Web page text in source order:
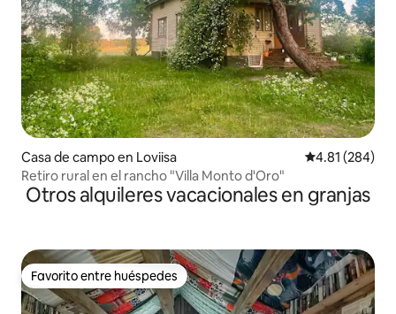
Casa de campo en Loviisa Calificación
4.81 (284)
Retiro rural en el rancho "Villa Monto d'Oro"
Otros alquileres vacacionales en granjas
Favorito entre huéspedes
Favorito entre huéspedes